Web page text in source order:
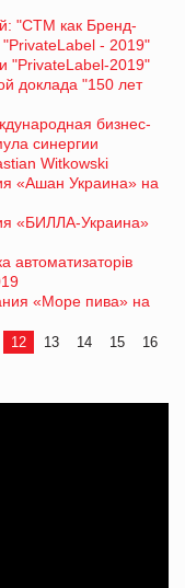
"СТМ как Бренд-
- 2019"
"PrivateLabel-2019"
доклада "150 лет
бизнес-
синергии
Witkowski
«Ашан Украина» на
«БИЛЛА-Украина»
автоматизаторів
«Море пива» на
12 13 14 15
16